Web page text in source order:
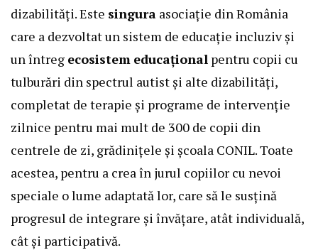
dizabilități. Este singura asociație din România
care a dezvoltat un sistem de educație incluziv și
un întreg ecosistem educațional pentru copii cu
tulburări din spectrul autist și alte dizabilități,
completat de terapie și programe de intervenție
zilnice pentru mai mult de 300 de copii din
centrele de zi, grădinițele și școala CONIL. Toate
acestea, pentru a crea în jurul copiilor cu nevoi
speciale o lume adaptată lor, care să le susțină
progresul de integrare și învățare, atât individuală,
cât și participativă.